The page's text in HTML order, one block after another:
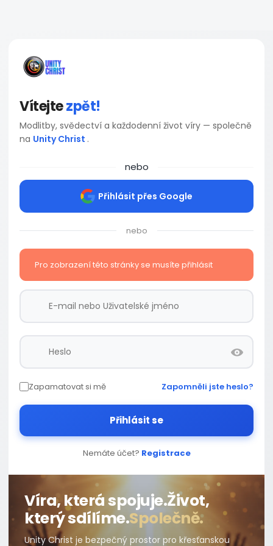
Vítejtezpět!
Modlitby, svědectví a každodenní život víry — společně
na Unity Christ .
nebo
Přihlásit přes Google
nebo
Pro zobrazení této stránky se musíte přihlásit
Zapamatovat si mě Zapomněli jste heslo?
Přihlásit se
Nemáte účet? Registrace
Víra, která spojuje.Život,
který sdílíme.Společně.
Unity Christ je bezpečný prostor pro křesťanskou